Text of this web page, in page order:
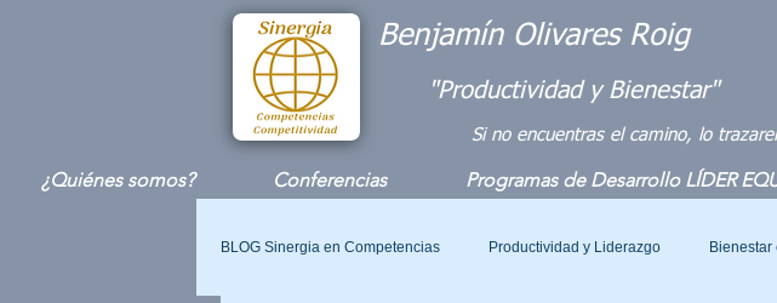
Benjamín Olivares Roig
"Productividad y Bienestar"
Si no encuentras el camino, lo
¿Quiénes somos? Conferencias Programas de Desarrollo LÍDER
BLOG Sinergia en Competencias Productividad y Liderazgo